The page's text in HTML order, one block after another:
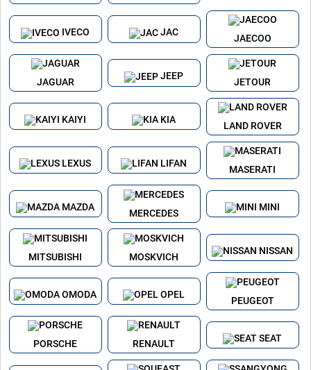
IVECO JAC
JAECOO
JAGUAR
JEEP
JETOUR
KAIYI KIA
LAND ROVER
LEXUS LIFAN
MASERATI
MAZDA
MERCEDES
MINI
MITSUBISHI MOSKVICH
NISSAN
OMODA OPEL
PEUGEOT
PORSCHE RENAULT
SEAT